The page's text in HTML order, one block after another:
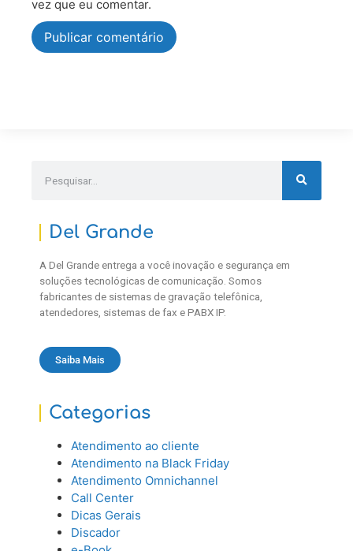
vez que eu comentar.
Del Grande
A Del Grande entrega a você inovação e segurança em
soluções tecnológicas de comunicação. Somos
fabricantes de sistemas de gravação telefônica,
atendedores, sistemas de fax e PABX IP.
Saiba Mais
Categorias
Atendimento ao cliente
Atendimento na Black Friday
Atendimento Omnichannel
Call Center
Dicas Gerais
Discador